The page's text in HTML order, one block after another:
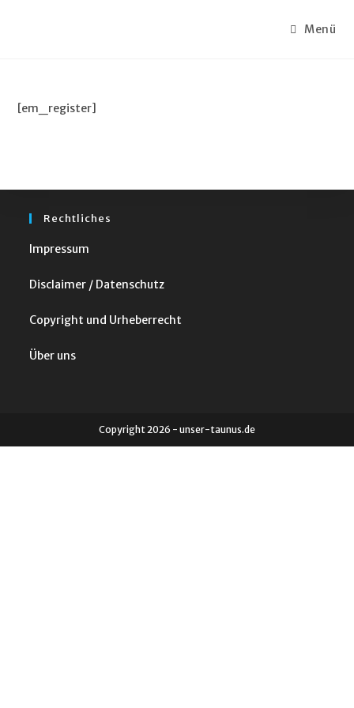
Menü
[em_register]
Rechtliches
Impressum
Disclaimer / Datenschutz
Copyright und Urheberrecht
Über uns
Copyright 2026 - unser-taunus.de